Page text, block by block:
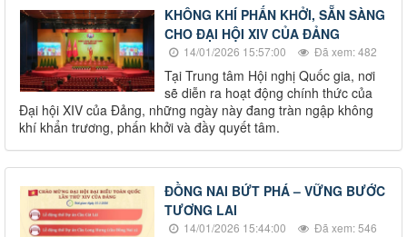
KHÔNG KHÍ PHẤN KHỞI, SẴN SÀNG
CHO ĐẠI HỘI XIV CỦA ĐẢNG
14/01/2026 15:57:00 Đã xem: 482
Tại Trung tâm Hội nghị Quốc gia, nơi
sẽ diễn ra hoạt động chính thức của
Đại hội XIV của Đảng, những ngày này đang tràn ngập không
khí khẩn trương, phấn khởi và đầy quyết tâm.
ĐỒNG NAI BỨT PHÁ – VỮNG BƯỚC
TƯƠNG LAI
14/01/2026 15:44:00 Đã xem: 546